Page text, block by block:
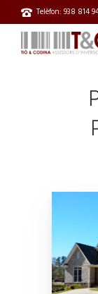
Telèfon: 938 814